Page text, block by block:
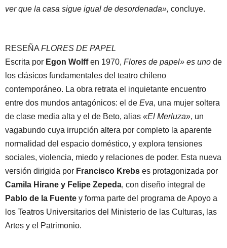
ver que la casa sigue igual de desordenada», concluye.
RESEÑA FLORES DE PAPEL
Escrita por Egon Wolffen 1970, Flores de papel» es uno de
los clásicos fundamentales del teatro chileno
contemporáneo. La obra retrata el inquietante encuentro
entre dos mundos antagónicos: el de Eva, una mujer soltera
de clase media alta y el de Beto, alias «El Merluza», un
vagabundo cuya irrupción altera por completo la aparente
normalidad del espacio doméstico, y explora tensiones
sociales, violencia, miedo y relaciones de poder. Esta nueva
versión dirigida por Francisco Krebs es protagonizada por
Camila Hirane y Felipe Zepeda, con diseño integral de
Pablo de la Fuente y forma parte del programa de Apoyo a
los Teatros Universitarios del Ministerio de las Culturas, las
Artes y el Patrimonio.